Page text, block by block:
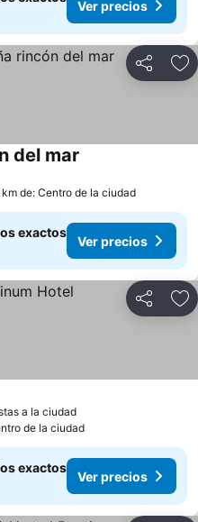
Ver precios
Compartir
del mar
de: Centro de la ciudad
exactos
Ver precios
Compartir
a la ciudad
de la ciudad
exactos
Ver precios